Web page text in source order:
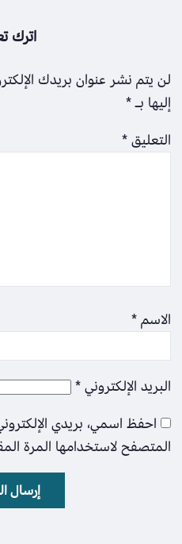
اترك
لن يتم نشر عنوان بريدك
إليها بـ*
التعليق*
الاسم*
البريد الإلكتروني*
احفظ اسمي، بريدي
المتصفح لاستخدامها المرة